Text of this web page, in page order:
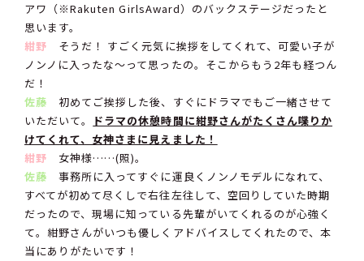
アワ（※Rakuten GirlsAward）のバックステージだったと
思います。
紺野 そうだ！ すごく元気に挨拶をしてくれて、可愛い子が
ノンノに入ったな〜って思ったの。そこからもう2年も経つん
だ！
佐藤 初めてご挨拶した後、すぐにドラマでもご一緒させて
いただいて。
ドラマの休憩時間に紺野さんがたくさん喋りか
けてくれて、女神さまに見えました！
紺野 女神様……(照)。
佐藤 事務所に入ってすぐに運良くノンノモデルになれて、
すべてが初めて尽くしで右往左往して、空回りしていた時期
だったので、現場に知っている先輩がいてくれるのが心強く
て。紺野さんがいつも優しくアドバイスしてくれたので、本
当にありがたいです！